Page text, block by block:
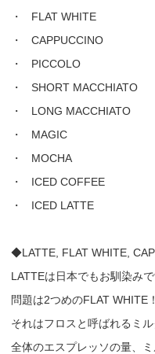
・ FLAT WHITE
・ CAPPUCCINO
・ PICCOLO
・ SHORT MACCHIATO
・ LONG MACCHIATO
・ MAGIC
・ MOCHA
・ ICED COFFEE
・ ICED LATTE
◆LATTE, FLAT WHITE,
LATTEは日本でもお馴染みで
問題は2つめのFLAT WHITE
それはフロスと呼ばれるミ
全体のエスプレッソの量、